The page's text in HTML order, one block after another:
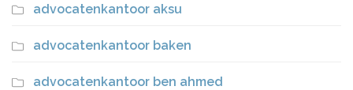
advocatenkantoor aksu
advocatenkantoor baken
advocatenkantoor ben ahmed